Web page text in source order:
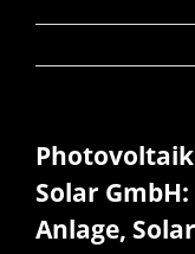
Photovoltaik
Solar GmbH:
Anlage,